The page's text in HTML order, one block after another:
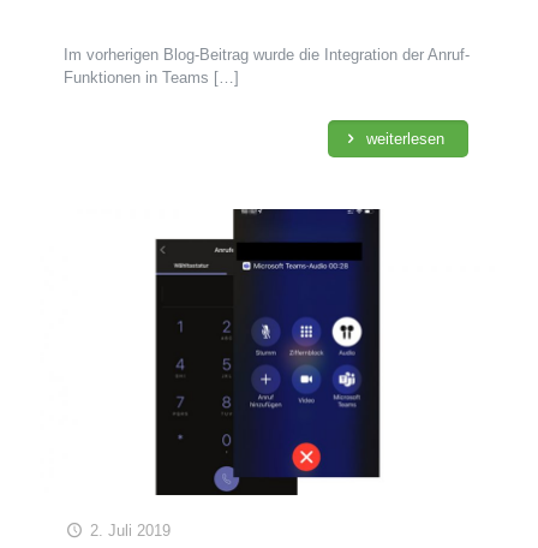
Im vorherigen Blog-Beitrag wurde die Integration der Anruf-
Funktionen in Teams […]
weiterlesen
2. Juli 2019